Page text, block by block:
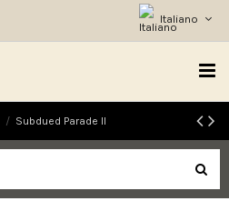
Italiano
Subdued Parade II